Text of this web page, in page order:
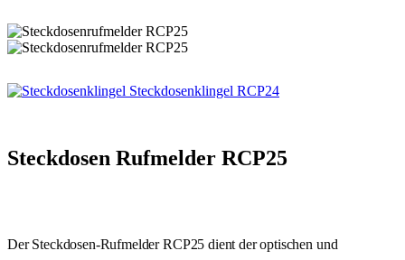
Steckdosenklingel RCP24
Steckdosen Rufmelder RCP25
Der Steckdosen-Rufmelder RCP25 dient der optischen und